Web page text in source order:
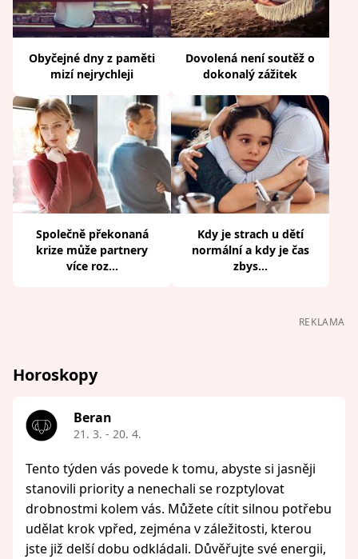
Obyčejné dny z paměti
mizí nejrychleji
Dovolená není soutěž o
dokonalý zážitek
Společně překonaná
krize může partnery
více roz...
Kdy je strach u dětí
normální a kdy je čas
zbys...
REKLAMA
Horoskopy
Beran
21. 3. - 20. 4.
Tento týden vás povede k tomu, abyste si jasněji
stanovili priority a nenechali se rozptylovat
drobnostmi kolem vás. Můžete cítit silnou potřebu
udělat krok vpřed, zejména v záležitosti, kterou
jste již delší dobu odkládali. Důvěřujte své energii,